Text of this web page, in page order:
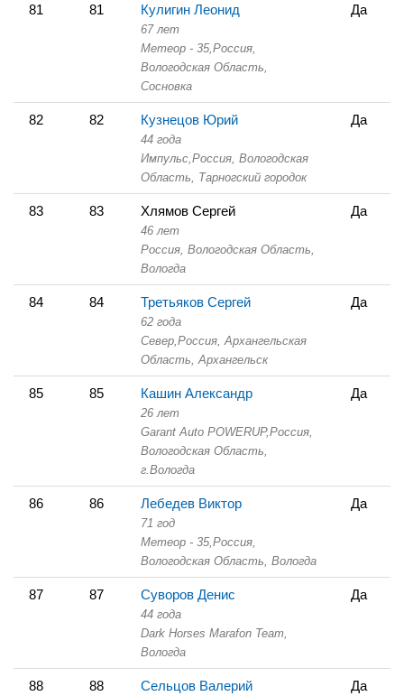
81 81 Кулигин Леонид
67 лет
Метеор - 35, Россия,
Вологодская Область,
Сосновка
Да
82 82 Кузнецов Юрий
44 года
Импульс, Россия, Вологодская
Область,
Тарногский городок
Да
83 83 Хлямов Сергей
46 лет
Россия, Вологодская Область,
Вологда
Да
84 84 Третьяков Сергей
62 года
Север, Россия, Архангельская
Область, Архангельск
Да
85 85 Кашин Александр
26 лет
Garant Auto POWERUP,Россия,
Вологодская Область,
г.Вологда
Да
86 86 Лебедев Виктор
71 год
Метеор - 35, Россия,
Вологодская Область, Вологда
Да
87 87 Суворов Денис
44 года
Dark Horses Marafon Team,
Вологда
Да
88 88 Сельцов Валерий Да